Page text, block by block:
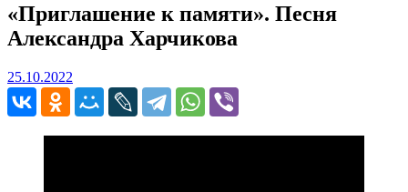
«Приглашение к памяти». Песня
Александра Харчикова
25.10.2022